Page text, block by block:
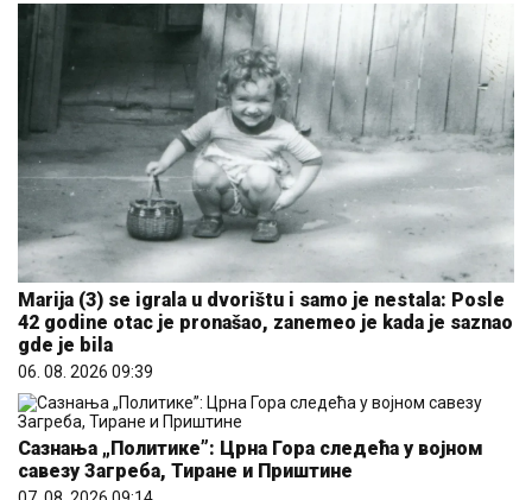
Marija (3) se igrala u dvorištu i samo je nestala: Posle
42 godine otac je pronašao, zanemeo je kada je saznao
gde je bila
06. 08. 2026 09:39
Сазнања „Политике”: Црна Гора следећа у војном
савезу Загреба, Тиране и Приштине